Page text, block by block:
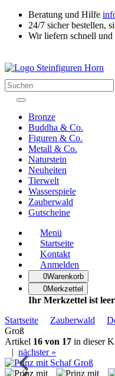
Beratung und Hilfe
24/7 sicher bestellen,
Wir liefern schnell und
Suchen
Bronze
Buddha & Co.
Figuren & Co.
Metall & Co.
Naturstein
Neuheiten
Tierwelt
Wasserspiele
Zauberwald
Gutscheine
Menü
Startseite
Kontakt
Anmelden
0Warenkorb
0Merkzettel
Ihr Merkzettel ist
Navigationspfad
Startseite Zauberwald
Groß
Artikel 16 von 17 in dieser
| nächster »